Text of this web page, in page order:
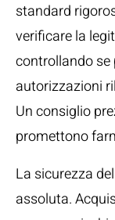
standard
verificare la
controllando se
autorizzazioni
Un consiglio
promettono
La sicurezza
assoluta.